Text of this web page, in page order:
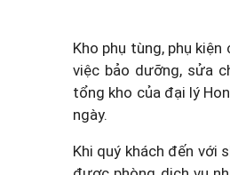
Kho phụ tùng, phụ
việc bảo dưỡng, sửa
tổng kho của đại lý
ngày.
Khi quý khách đến với